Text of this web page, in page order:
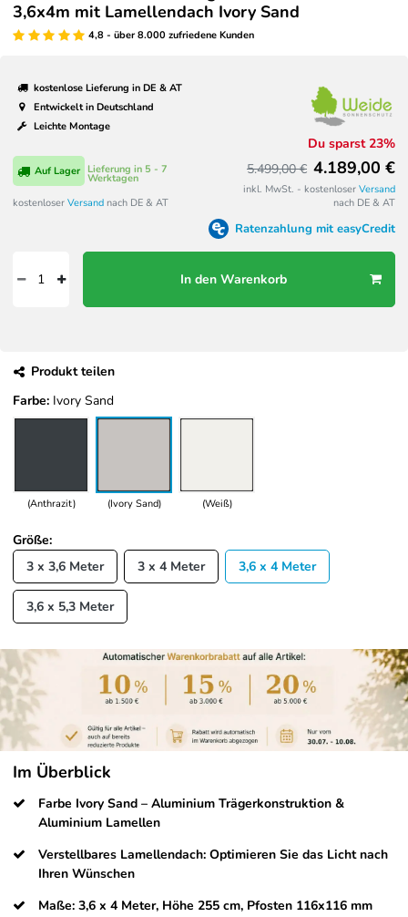
3,6x4m mit Lamellendach Ivory Sand
4,8 - über 8.000 zufriedene Kunden
kostenlose Lieferung in DE & AT
Entwickelt in Deutschland
Leichte Montage
Lieferung in 5 - 7
Werktagen
Auf Lager
kostenloser Versand nach DE & AT
Du sparst 23%
5.499,00 € 4.189,00 €
inkl. MwSt. - kostenloser Versand
nach DE & AT
Ratenzahlung mit easyCredit
In den Warenkorb
Produkt teilen
Farbe: Ivory Sand
(Anthrazit) (Ivory Sand) (Weiß)
Größe:
3 x 3,6 Meter
3 x 4 Meter 3,6 x 4 Meter
3,6 x 5,3 Meter
Im Überblick
Farbe Ivory Sand – Aluminium Trägerkonstruktion &
Aluminium Lamellen
Verstellbares Lamellendach: Optimieren Sie das Licht nach
Ihren Wünschen
Maße: 3,6 x 4 Meter, Höhe 255 cm, Pfosten 116x116 mm